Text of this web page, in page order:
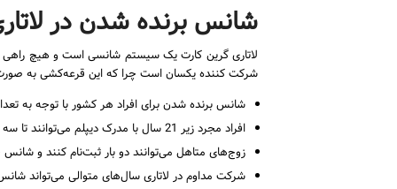
شانس برنده شدن در
لاتاری گرین کارت یک سیستم شانسی است و هیچ راهی
شرکت کننده یکسان است چرا که این قرعه‌کشی به
شانس برنده شدن برای افراد هر کشور با توجه به
افراد مجرد زیر 21 سال با مدرک دیپلم می‌توانند تا سه بار ثبت‌نام کنند و شانس خود را افزایش دهند.
زوج‌های متاهل می‌توانند دو بار ثبت‌نام کنند و شانس
شرکت مداوم در لاتاری سال‌های متوالی می‌تواند